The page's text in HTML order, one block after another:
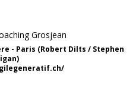
- Paris (Robert Dilts / Stephen